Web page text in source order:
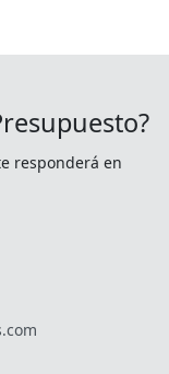
responderá en